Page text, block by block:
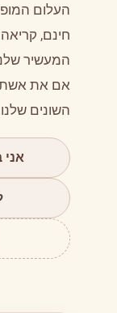
העלום
חינם,
המעשיר
אם את אשת
השונים
אני